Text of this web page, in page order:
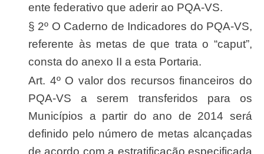
ente federativo que aderir ao PQA-VS.
§ 2º O Caderno de Indicadores do PQA-VS,
referente às metas de que trata o “caput”,
consta do anexo II a esta Portaria.
Art. 4º O valor dos recursos financeiros do
PQA-VS a serem transferidos para os
Municípios a partir do ano de 2014 será
definido pelo número de metas alcançadas
de acordo com a estratificação especificada